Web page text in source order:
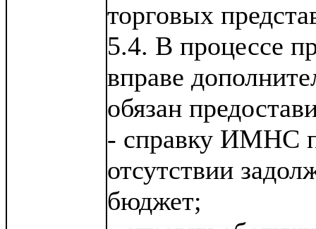
торговых
5.4. В процессе
вправе
обязан
- справку ИМНС
отсутствии
бюджет;